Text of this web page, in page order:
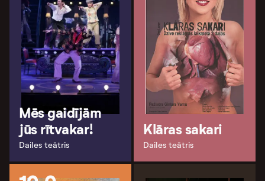
Mēs gaidījām
jūs rītvakar!
Dailes teātris
Klāras sakari
Dailes teātris